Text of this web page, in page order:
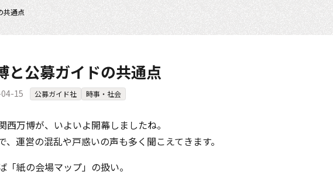
共通点
と公募ガイドの共通点
15 公募ガイド社 時事・社会
西万博が、いよいよ開幕しましたね。
、運営の混乱や戸惑いの声も多く聞こえてきます。
「紙の会場マップ」の扱い。